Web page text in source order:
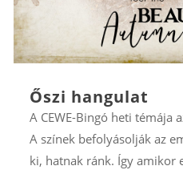
Őszi hangulat
A CEWE-Bingó heti témája
A színek befolyásolják az
ki, hatnak ránk. Így amikor